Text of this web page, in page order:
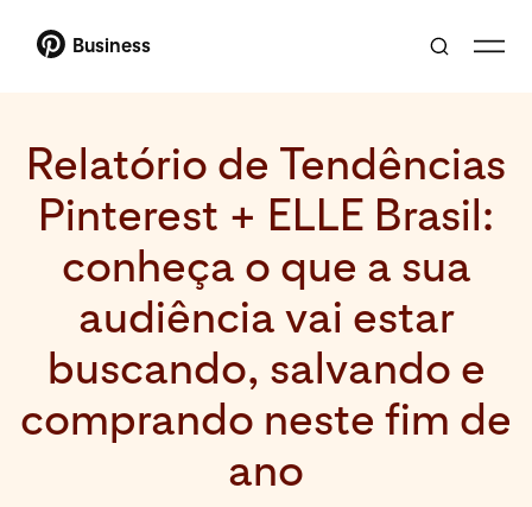
Business
Relatório de Tendências
Pinterest + ELLE Brasil:
conheça o que a sua
audiência vai estar
buscando, salvando e
comprando neste fim de
ano